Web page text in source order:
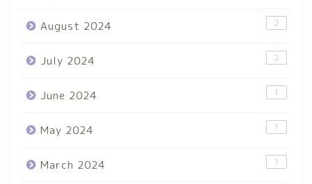
August 2024 2
July 2024 2
June 2024 1
May 2024 1
March 2024 1